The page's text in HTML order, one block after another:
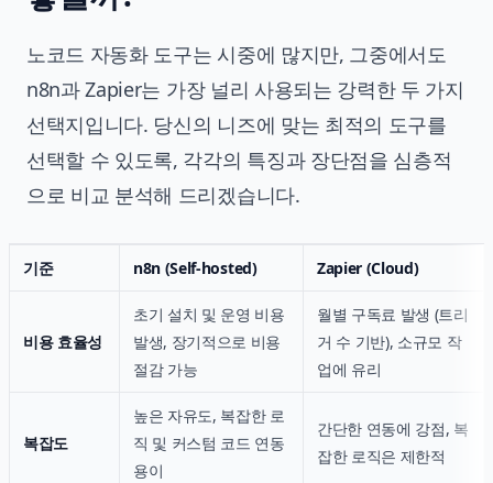
노코드 자동화 도구는 시중에 많지만, 그중에서도
n8n과 Zapier는 가장 널리 사용되는 강력한 두 가지
선택지입니다. 당신의 니즈에 맞는 최적의 도구를
선택할 수 있도록, 각각의 특징과 장단점을 심층적
으로 비교 분석해 드리겠습니다.
기준 n8n (Self-hosted) Zapier (Cloud)
비용 효율성
초기 설치 및 운영 비용
발생, 장기적으로 비용
절감 가능
월별 구독료 발생 (트리
거 수 기반), 소규모 작
업에 유리
복잡도
높은 자유도, 복잡한 로
직 및 커스텀 코드 연동
용이
간단한 연동에 강점, 복
잡한 로직은 제한적